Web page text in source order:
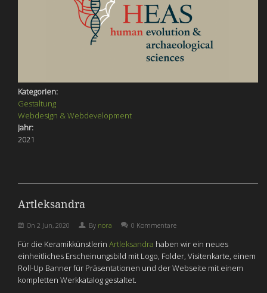
Kategorien:
Gestaltung
Webdesign & Webdevelopment
Jahr:
2021
Artleksandra
On 2 Jun, 2020 By nora 0 Kommentare
Für die Keramikkünstlerin Artleksandra haben wir ein neues
einheitliches Erscheinungsbild mit Logo, Folder, Visitenkarte, einem
Roll-Up Banner für Präsentationen und der Webseite mit einem
kompletten Werkkatalog gestaltet.